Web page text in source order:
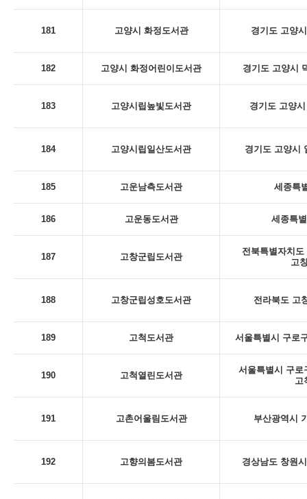
181 고양시 화정도서관 경기도 고양
182 고양시 화정어린이도서관 경기도 고양시
183 고양시립높빛도서관 경기도 고양
184 고양시립일산도서관 경기도 고양시
185 고운남측도서관 세종특
186 고운동도서관 세종특
187 고창군립도서관
전북특별자치
고
188 고창군립성호도서관 전라북도 고
189 고척도서관 서울특별시 구로
190 고척열린도서관
서울특별시 구로
고
191 고촌어울림도서관 부산광역시
192 고향의봄도서관 경상남도 창원